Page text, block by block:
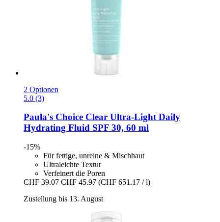
2 Optionen
5.0 (3)
Paula's Choice Clear Ultra-​Light Daily
Hydrating Fluid SPF 30, 60 ml
-15%
Für fettige, unreine & Mischhaut
Ultraleichte Textur
Verfeinert die Poren
CHF 39.07 CHF 45.97 (CHF 651.17 / l)
Zustellung bis 13. August